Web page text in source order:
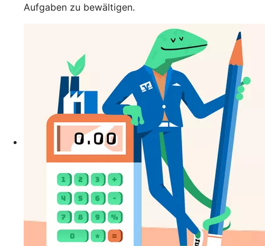
Aufgaben zu bewältigen.